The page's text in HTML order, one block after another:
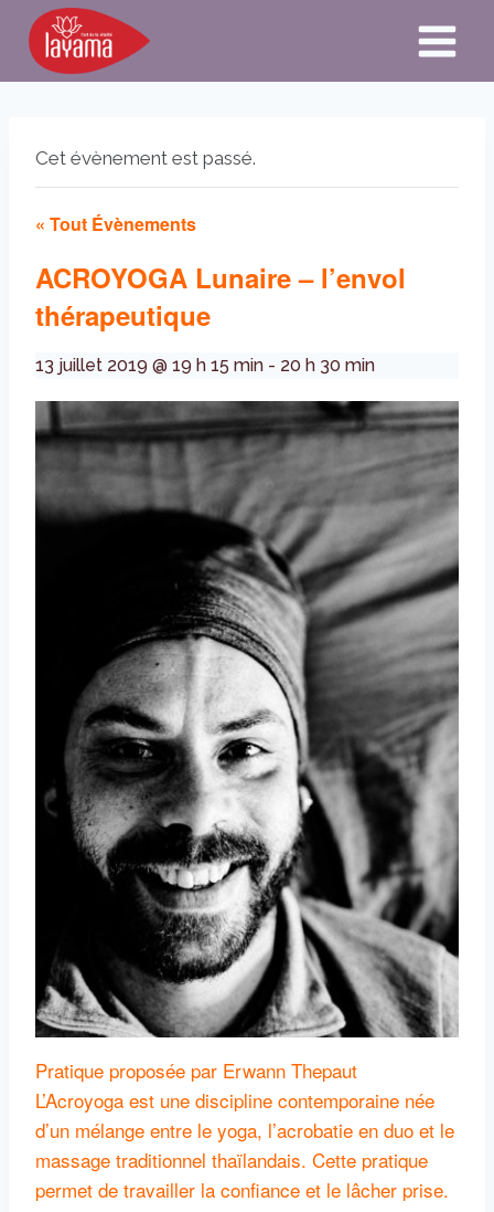
Aller
contenu
Cet évènement est passé.
« Tout Évènements
ACROYOGA Lunaire – l’envol
thérapeutique
13 juillet 2019 @ 19 h 15 min - 20 h 30 min
Pratique proposée par Erwann Thepaut
L’Acroyoga est une discipline contemporaine née
d’un mélange entre le yoga, l’acrobatie en duo et le
massage traditionnel thaïlandais. Cette pratique
permet de travailler la confiance et le lâcher prise.